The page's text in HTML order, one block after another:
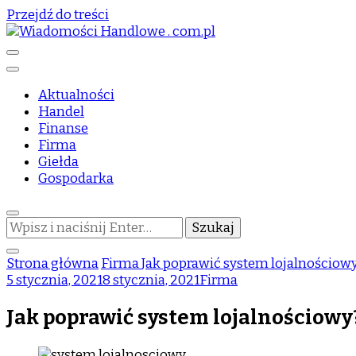
Przejdź do treści
Wiadomości Handlowe . com.pl
Aktualności
Handel
Finanse
Firma
Giełda
Gospodarka
Szukasz
czegoś?
Strona głównaFirmaJak poprawić system
5 stycznia, 20218 stycznia, 2021Firma
Jak poprawić system